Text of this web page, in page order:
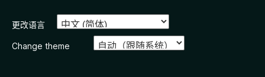
更改语言
Change theme